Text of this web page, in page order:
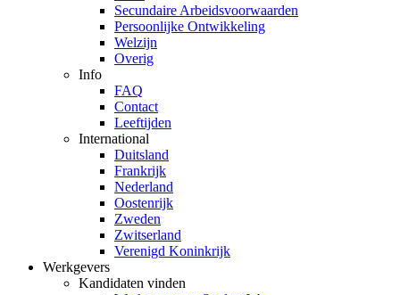
Secundaire Arbeidsvoorwaarden
Persoonlijke Ontwikkeling
Welzijn
Overig
Info
FAQ
Contact
Leeftijden
International
Duitsland
Frankrijk
Nederland
Oostenrijk
Zweden
Zwitserland
Verenigd Koninkrijk
Werkgevers
Kandidaten vinden